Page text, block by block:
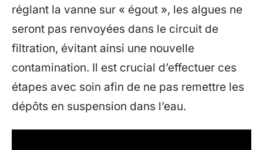
réglant la vanne sur « égout », les algues ne
seront pas renvoyées dans le circuit de
filtration, évitant ainsi une nouvelle
contamination. Il est crucial d’effectuer ces
étapes avec soin afin de ne pas remettre les
dépôts en suspension dans l’eau.